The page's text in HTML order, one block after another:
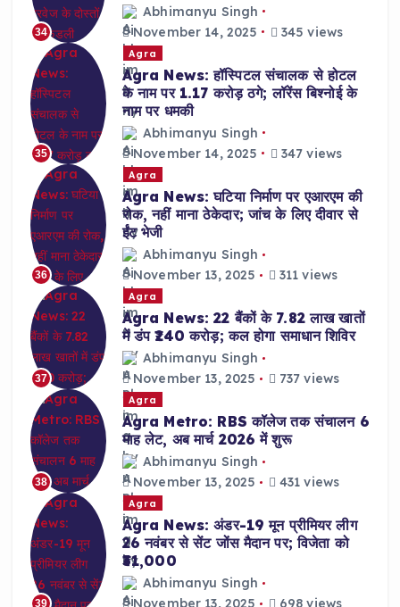
34
Abhimanyu Singh
November 14, 2025
345 views
35
Agra
Agra News: हॉस्पिटल संचालक से होटल
के नाम पर 1.17 करोड़ ठगे; लॉरेंस बिश्नोई के
नाम पर धमकी
Abhimanyu Singh
November 14, 2025
347 views
36
Agra
Agra News: घटिया निर्माण पर एआरएम की
रोक, नहीं माना ठेकेदार; जांच के लिए दीवार से
ईंट भेजी
Abhimanyu Singh
November 13, 2025
311 views
37
Agra
Agra News: 22 बैंकों के 7.82 लाख खातों
में डंप ₹240 करोड़; कल होगा समाधान शिविर
Abhimanyu Singh
November 13, 2025
737 views
38
Agra
Agra Metro: RBS कॉलेज तक संचालन 6
माह लेट, अब मार्च 2026 में शुरू
Abhimanyu Singh
November 13, 2025
431 views
39
Agra
Agra News: अंडर-19 मून प्रीमियर लीग
26 नवंबर से सेंट जोंस मैदान पर; विजेता को
₹31,000
Abhimanyu Singh
November 13, 2025
698 views